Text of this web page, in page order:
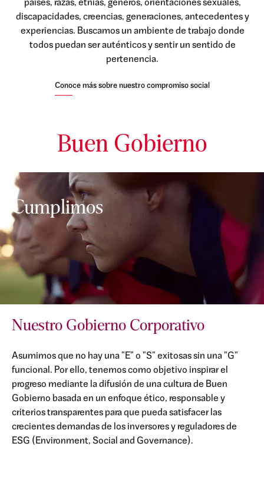
países, razas, etnias, géneros, orientaciones sexuales,
discapacidades, creencias, generaciones, antecedentes y
experiencias. Buscamos un ambiente de trabajo donde
todos puedan ser auténticos y sentir un sentido de
pertenencia.
Conoce más sobre nuestro compromiso social
Buen Gobierno
Cumplimos
Nuestro Gobierno Corporativo
Asumimos que no hay una "E" o "S" exitosas sin una "G"
funcional. Por ello, tenemos como objetivo inspirar el
progreso mediante la difusión de una cultura de Buen
Gobierno basada en un enfoque ético, responsable y
criterios transparentes para que pueda satisfacer las
crecientes demandas de los inversores y reguladores de
ESG (Environment, Social and Governance).